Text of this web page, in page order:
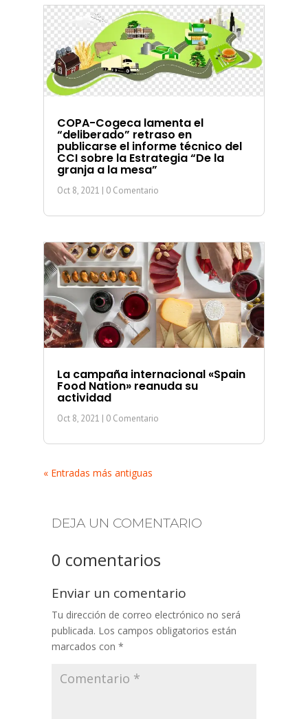
COPA-Cogeca lamenta el
“deliberado” retraso en
publicarse el informe técnico del
CCI sobre la Estrategia “De la
granja a la mesa”
Oct 8, 2021 | 0 Comentario
La campaña internacional «Spain
Food Nation» reanuda su
actividad
Oct 8, 2021 | 0 Comentario
« Entradas más antiguas
DEJA UN COMENTARIO
0 comentarios
Enviar un comentario
Tu dirección de correo electrónico no será
publicada. Los campos obligatorios están
marcados con *